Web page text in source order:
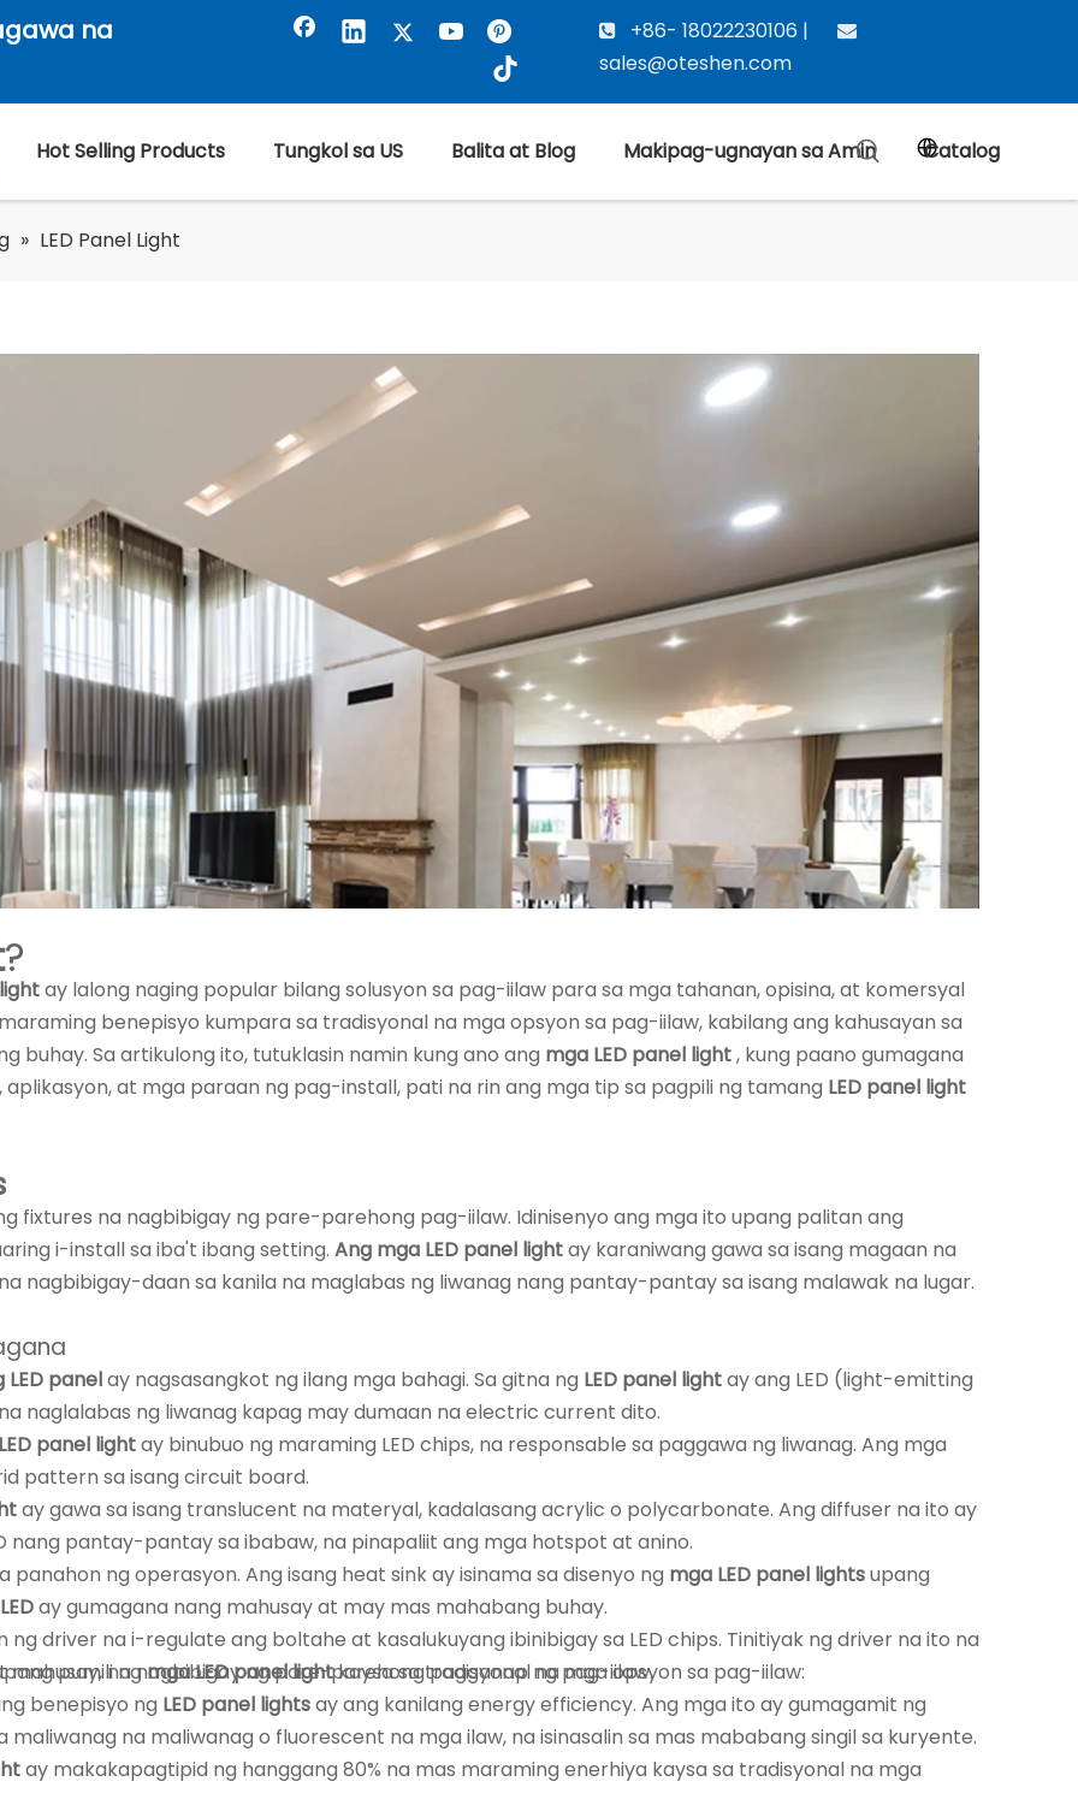
na
 +86- 18022230106 | 
sales@oteshen.com
Hot Selling Products Tungkol sa US Balita at Blog Makipag-ugnayan sa Amin Catalog
» LED Panel Light
?
ay lalong naging popular bilang solusyon sa pag-iilaw para sa mga tahanan, opisina, at komersyal
benepisyo kumpara sa tradisyonal na mga opsyon sa pag-iilaw, kabilang ang kahusayan sa
buhay. Sa artikulong ito, tutuklasin namin kung ano ang mga LED panel light, kung paano gumagana
at mga paraan ng pag-install, pati na rin ang mga tip sa pagpili ng tamang LED panel light
fixtures na nagbibigay ng pare-parehong pag-iilaw. Idinisenyo ang mga ito upang palitan ang
i-install sa iba't ibang setting. Ang mga LED panel lightay karaniwang gawa sa isang magaan na
nagbibigay-daan sa kanila na maglabas ng liwanag nang pantay-pantay sa isang malawak na lugar.
LED panelay nagsasangkot ng ilang mga bahagi. Sa gitna ng LED panel lightay ang LED (light-emitting
naglalabas ng liwanag kapag may dumaan na electric current dito.
panel lightay binubuo ng maraming LED chips, na responsable sa paggawa ng liwanag. Ang mga
pattern sa isang circuit board.
ay gawa sa isang translucent na materyal, kadalasang acrylic o polycarbonate. Ang diffuser na ito ay
nang pantay-pantay sa ibabaw, na pinapaliit ang mga hotspot at anino.
panahon ng operasyon. Ang isang heat sink ay isinama sa disenyo ng mga LED panel lightsupang
ay gumagana nang mahusay at may mas mahabang buhay.
ng driver na i-regulate ang boltahe at kasalukuyang ibinibigay sa LED chips. Tinitiyak ng driver na ito na
mahusay, na nagbibigay ng pare-parehong pagganap ng pag-iilaw.
pumili ngmga LED panel lightkaysa sa tradisyonal na mga opsyon sa pag-iilaw:
benepisyo ng LED panel lightsay ang kanilang energy efficiency. Ang mga ito ay gumagamit ng
na maliwanag o fluorescent na mga ilaw, na isinasalin sa mas mababang singil sa kuryente.
ay makakapagtipid ng hanggang 80% na mas maraming enerhiya kaysa sa tradisyonal na mga